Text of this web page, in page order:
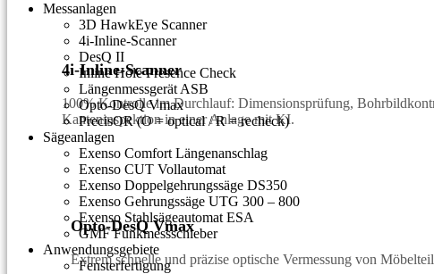
4i-Inline-Scanner
100% Kontrolle im Durchlauf: Dimensionsprüfung,
Kanteninspektion in einer Anlage mit KI.
Opto-DesQ Vmax
Extrem schnelle und präzise optische Vermessung von
Messanlagen
3D HawkEye Scanner
4i-Inline-Scanner
DesQ II
Inline Hole Presence Check
Längenmessgerät ASB
Opto-DesQ Vmax
PrecisOR (O = optical / R = recheck)
Sägeanlagen
Exenso Comfort Längenanschlag
Exenso CUT Vollautomat
Exenso Doppelgehrungssäge DS350
Exenso Gehrungssäge UTG 300 – 800
Exenso Stahlsägeautomat ESA
GMF Funkmessschieber
Anwendungsgebiete
Fensterfertigung